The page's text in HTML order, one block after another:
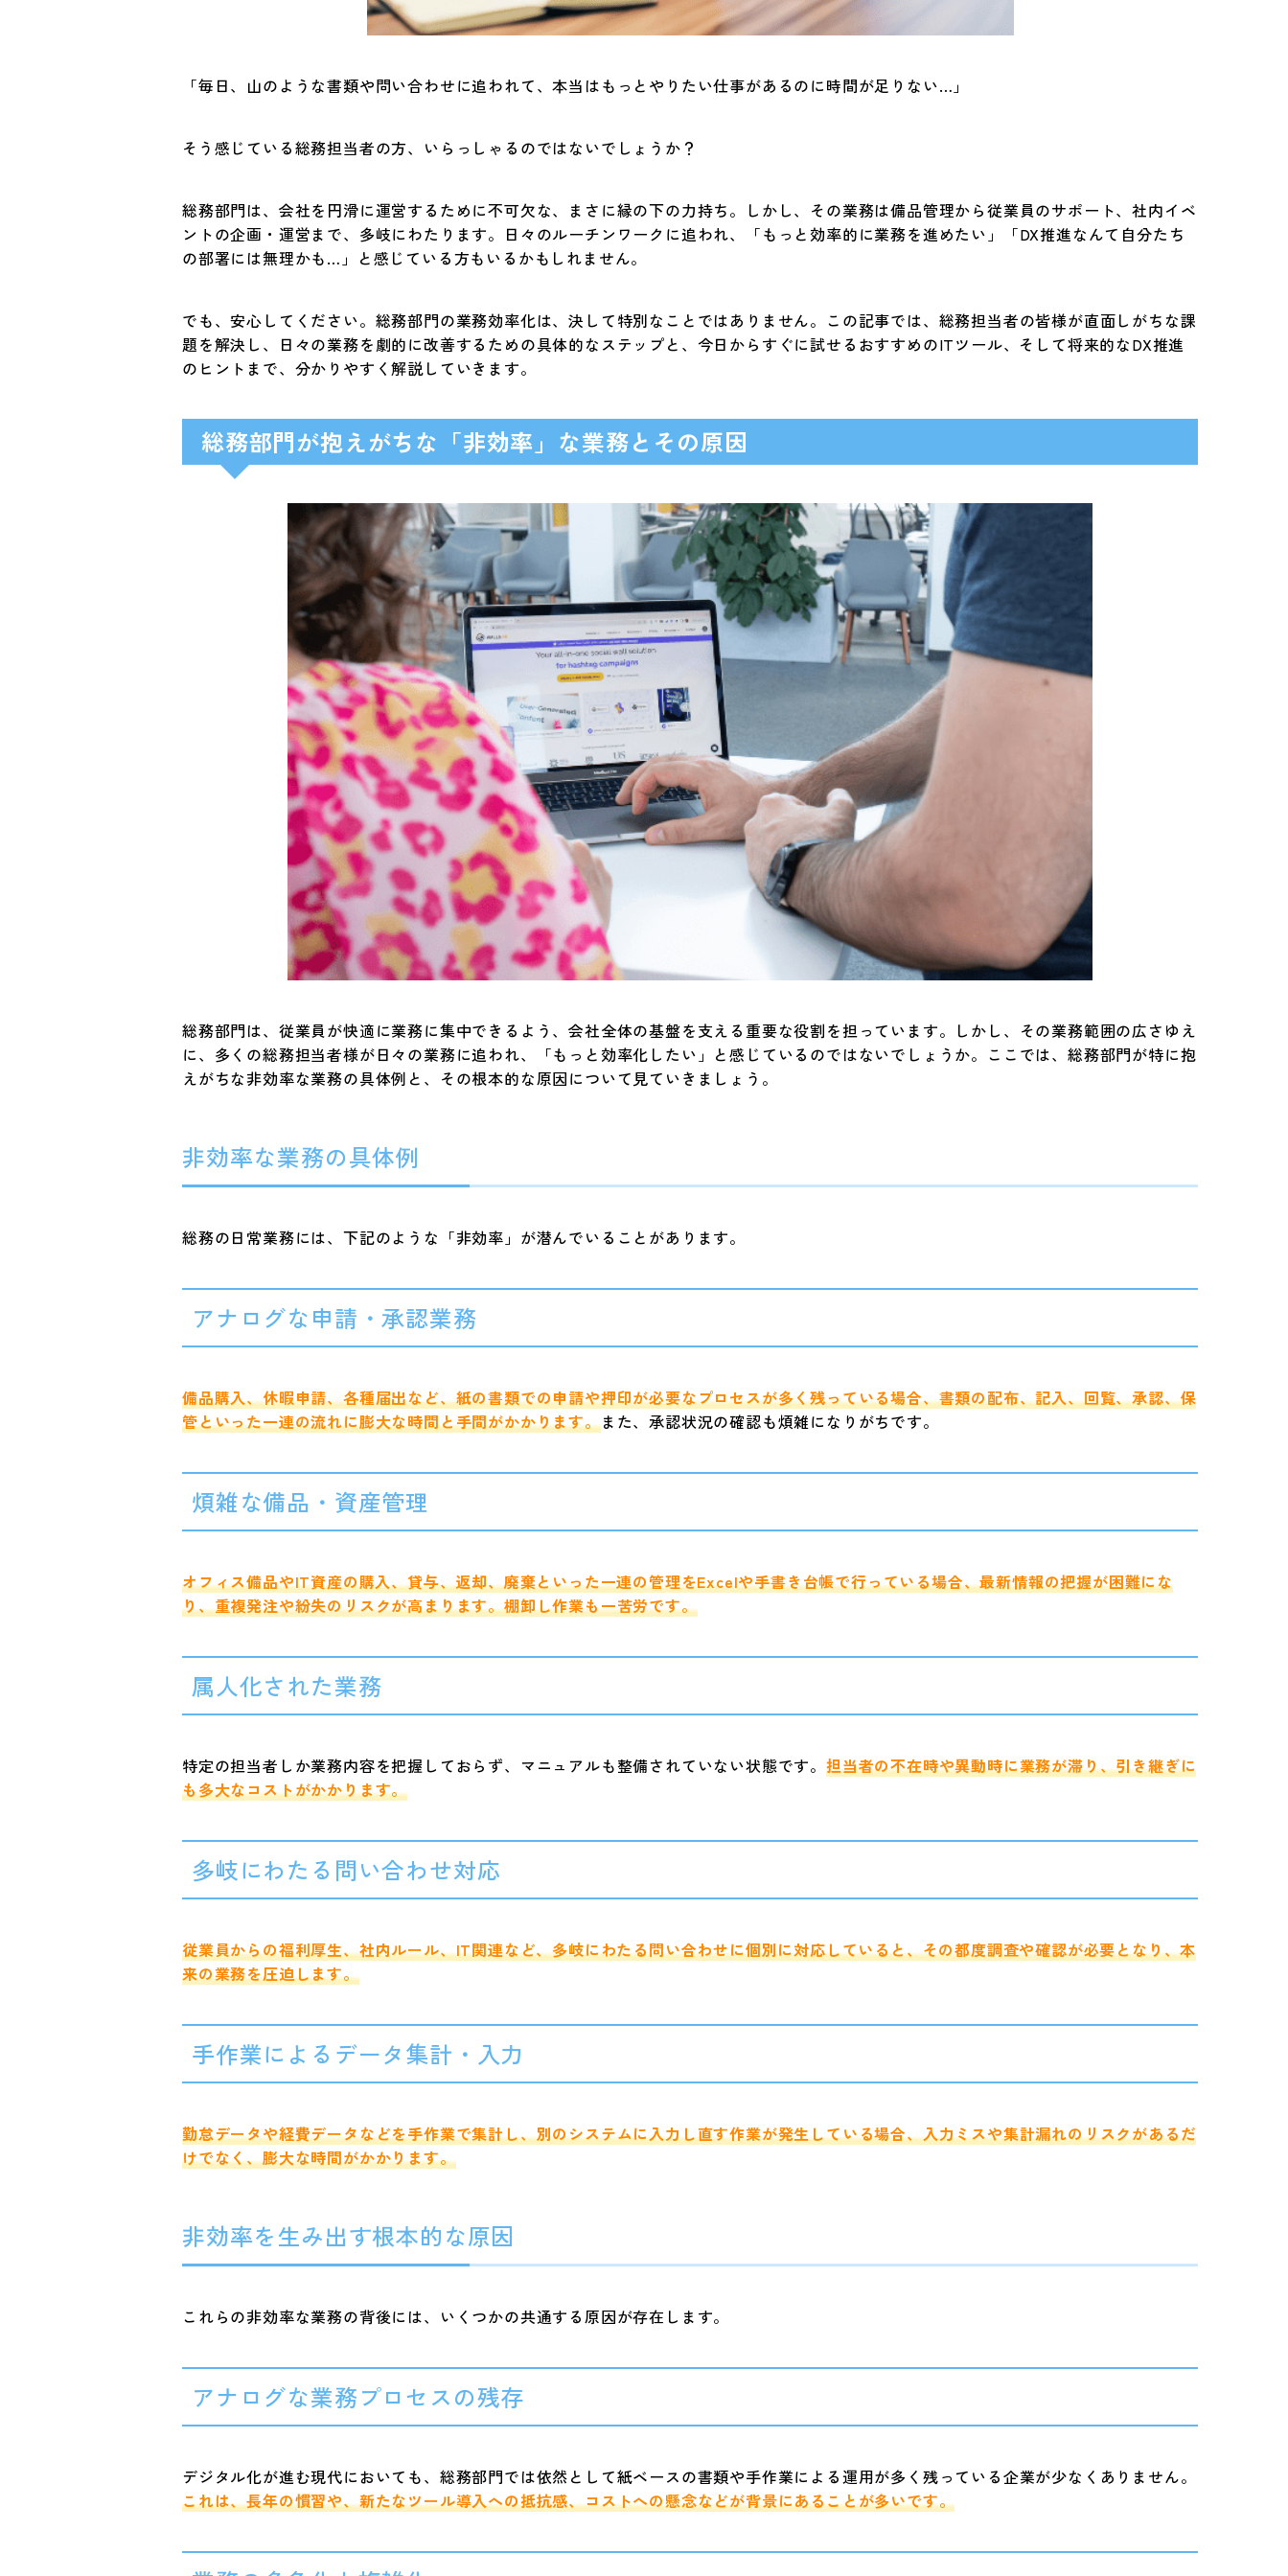
「毎日、山のような書類や問い合わせに追われて、本当はもっとやりたい仕事があるのに時間が足りない…」
そう感じている総務担当者の方、いらっしゃるのではないでしょうか？
総務部門は、会社を円滑に運営するために不可欠な、まさに縁の下の力持ち。しかし、その業務は備品管理から従業員のサポート、社内イベ
ントの企画・運営まで、多岐にわたります。日々のルーチンワークに追われ、「もっと効率的に業務を進めたい」「DX推進なんて自分たち
の部署には無理かも…」と感じている方もいるかもしれません。
でも、安心してください。総務部門の業務効率化は、決して特別なことではありません。この記事では、総務担当者の皆様が直面しがちな課
題を解決し、日々の業務を劇的に改善するための具体的なステップと、今日からすぐに試せるおすすめのITツール、そして将来的なDX推進
のヒントまで、分かりやすく解説していきます。
総務部門が抱えがちな「非効率」な業務とその原因
総務部門は、従業員が快適に業務に集中できるよう、会社全体の基盤を支える重要な役割を担っています。しかし、その業務範囲の広さゆえ
に、多くの総務担当者様が日々の業務に追われ、「もっと効率化したい」と感じているのではないでしょうか。ここでは、総務部門が特に抱
えがちな非効率な業務の具体例と、その根本的な原因について見ていきましょう。
非効率な業務の具体例
総務の日常業務には、下記のような「非効率」が潜んでいることがあります。
アナログな申請・承認業務
備品購入、休暇申請、各種届出など、紙の書類での申請や押印が必要なプロセスが多く残っている場合、書類の配布、記入、回覧、承認、保
管といった一連の流れに膨大な時間と手間がかかります。また、承認状況の確認も煩雑になりがちです。
煩雑な備品・資産管理
オフィス備品やIT資産の購入、貸与、返却、廃棄といった一連の管理をExcelや手書き台帳で行っている場合、最新情報の把握が困難にな
り、重複発注や紛失のリスクが高まります。棚卸し作業も一苦労です。
属人化された業務
特定の担当者しか業務内容を把握しておらず、マニュアルも整備されていない状態です。 担当者の不在時や異動時に業務が滞り、引き継ぎに
も多大なコストがかかります。
多岐にわたる問い合わせ対応
従業員からの福利厚生、社内ルール、IT関連など、多岐にわたる問い合わせに個別に対応していると、その都度調査や確認が必要となり、本
来の業務を圧迫します。
手作業によるデータ集計・入力
勤怠データや経費データなどを手作業で集計し、別のシステムに入力し直す作業が発生している場合、入力ミスや集計漏れのリスクがあるだ
けでなく、膨大な時間がかかります。
非効率を生み出す根本的な原因
これらの非効率な業務の背後には、いくつかの共通する原因が存在します。
アナログな業務プロセスの残存
デジタル化が進む現代においても、総務部門では依然として紙ベースの書類や手作業による運用が多く残っている企業が少なくありません。
これは、長年の慣習や、新たなツール導入への抵抗感、コストへの懸念などが背景にあることが多いです。